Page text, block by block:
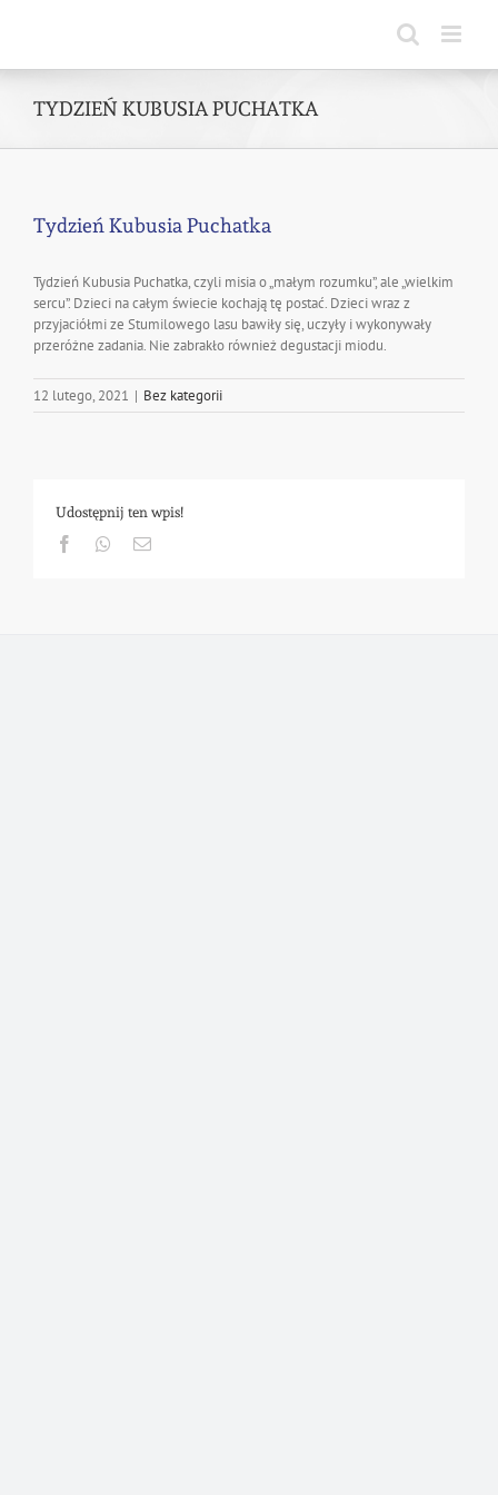
TYDZIEŃ KUBUSIA PUCHATKA
Tydzień Kubusia Puchatka
Tydzień Kubusia Puchatka, czyli misia o „małym rozumku”, ale „wielkim
sercu”. Dzieci na całym świecie kochają tę postać. Dzieci wraz z
przyjaciółmi ze Stumilowego lasu bawiły się, uczyły i wykonywały
przeróżne zadania. Nie zabrakło również degustacji miodu.
12 lutego, 2021 | Bez kategorii
Udostępnij ten wpis!
FacebookWhatsapp
Email